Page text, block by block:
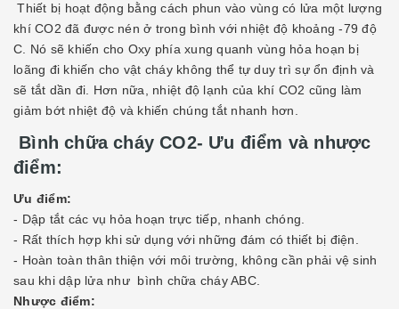
Thiết bị hoạt động bằng cách phun vào vùng có lửa một lượng
khí CO2 đã được nén ở trong bình với nhiệt độ khoảng -79 độ
C. Nó sẽ khiến cho Oxy phía xung quanh vùng hỏa hoạn bị
loãng đi khiến cho vật cháy không thể tự duy trì sự ổn định và
sẽ tắt dần đi. Hơn nữa, nhiệt độ lạnh của khí CO2 cũng làm
giảm bớt nhiệt độ và khiến chúng tắt nhanh hơn.
Bình chữa cháy CO2- Ưu điểm và nhược
điểm:
Ưu điểm:
- Dập tắt các vụ hỏa hoạn trực tiếp, nhanh chóng.
- Rất thích hợp khi sử dụng với những đám có thiết bị điện.
- Hoàn toàn thân thiện với môi trường, không cần phải vệ sinh
sau khi dập lửa như bình chữa cháy ABC.
Nhược điểm: